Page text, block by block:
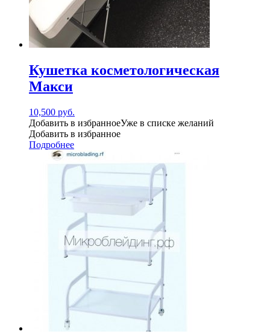
Кушетка косметологическая
Макси
10,500 руб.
Добавить в избранноеУже в списке желаний
Добавить в избранное
Подробнее